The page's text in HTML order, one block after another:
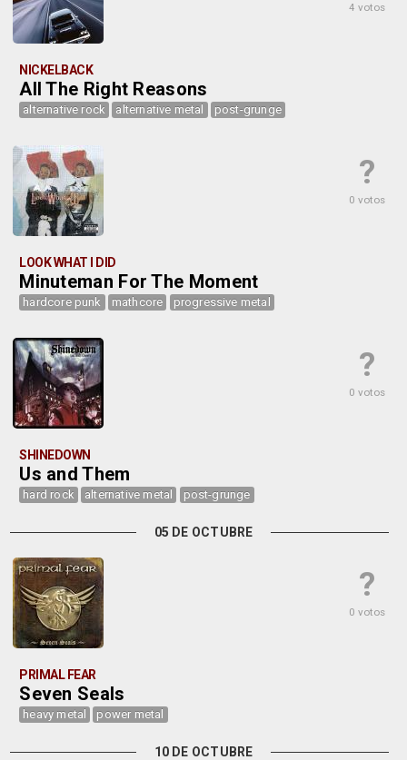
4 votos
NICKELBACK
All The Right Reasons
alternative rock alternative metal post-grunge
?
0 votos
LOOK WHAT I DID
Minuteman For The Moment
hardcore punk mathcore progressive metal
?
0 votos
SHINEDOWN
Us and Them
hard rock alternative metal post-grunge
05 DE OCTUBRE
?
0 votos
PRIMAL FEAR
Seven Seals
heavy metal power metal
10 DE OCTUBRE